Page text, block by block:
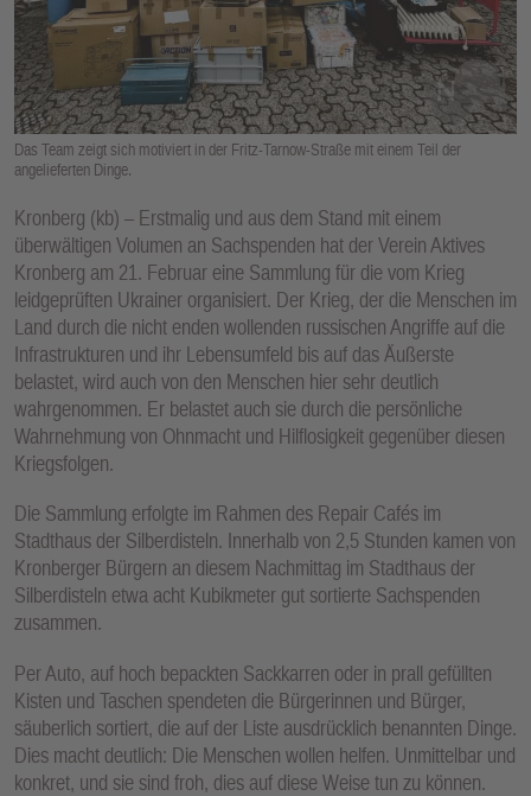
Das Team zeigt sich motiviert in der Fritz-Tarnow-Straße mit einem Teil der
angelieferten Dinge.
Kronberg (kb) – Erstmalig und aus dem Stand mit einem
überwältigen Volumen an Sachspenden hat der Verein Aktives
Kronberg am 21. Februar eine Sammlung für die vom Krieg
leidgeprüften Ukrainer organisiert. Der Krieg, der die Menschen im
Land durch die nicht enden wollenden russischen Angriffe auf die
Infrastrukturen und ihr Lebensumfeld bis auf das Äußerste
belastet, wird auch von den Menschen hier sehr deutlich
wahrgenommen. Er belastet auch sie durch die persönliche
Wahrnehmung von Ohnmacht und Hilflosigkeit gegenüber diesen
Kriegsfolgen.
Die Sammlung erfolgte im Rahmen des Repair Cafés im
Stadthaus der Silberdisteln. Innerhalb von 2,5 Stunden kamen von
Kronberger Bürgern an diesem Nachmittag im Stadthaus der
Silberdisteln etwa acht Kubikmeter gut sortierte Sachspenden
zusammen.
Per Auto, auf hoch bepackten Sackkarren oder in prall gefüllten
Kisten und Taschen spendeten die Bürgerinnen und Bürger,
säuberlich sortiert, die auf der Liste ausdrücklich benannten Dinge.
Dies macht deutlich: Die Menschen wollen helfen. Unmittelbar und
konkret, und sie sind froh, dies auf diese Weise tun zu können.
E
N